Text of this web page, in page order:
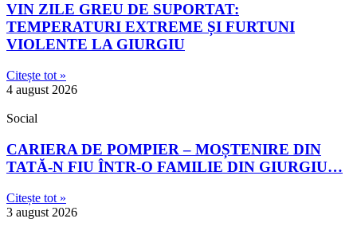
VIN ZILE GREU DE SUPORTAT:
TEMPERATURI EXTREME ȘI FURTUNI
VIOLENTE LA GIURGIU
Citește tot »
4 august 2026
Social
CARIERA DE POMPIER – MOȘTENIRE DIN
TATĂ-N FIU ÎNTR-O FAMILIE DIN GIURGIU…
Citește tot »
3 august 2026